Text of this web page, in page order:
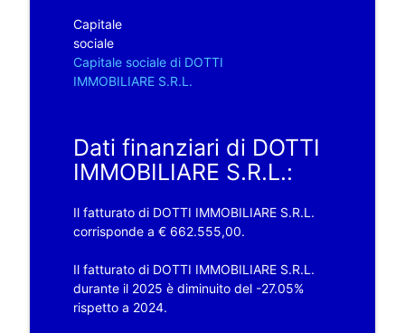
Capitale
sociale
Capitale sociale di DOTTI
IMMOBILIARE S.R.L.
Dati finanziari di DOTTI
IMMOBILIARE S.R.L.:
Il fatturato di DOTTI IMMOBILIARE S.R.L.
corrisponde a € 662.555,00.
Il fatturato di DOTTI IMMOBILIARE S.R.L.
durante il 2025 è diminuito del -27.05%
rispetto a 2024.